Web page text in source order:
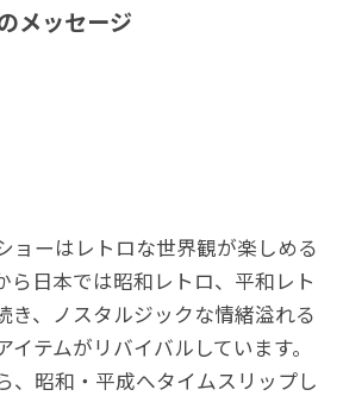
メッセージ
ョーはレトロな世界観が楽しめる
ら日本では昭和レトロ、平和レト
き、ノスタルジックな情緒溢れる
テムがリバイバルしています。
、昭和・平成へタイムスリップし